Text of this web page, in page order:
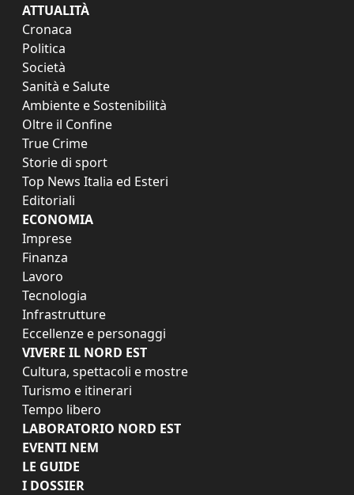
ATTUALITÀ
Cronaca
Politica
Società
Sanità e Salute
Ambiente e Sostenibilità
Oltre il Confine
True Crime
Storie di sport
Top News Italia ed Esteri
Editoriali
ECONOMIA
Imprese
Finanza
Lavoro
Tecnologia
Infrastrutture
Eccellenze e personaggi
VIVERE IL NORD EST
Cultura, spettacoli e mostre
Turismo e itinerari
Tempo libero
LABORATORIO NORD EST
EVENTI NEM
LE GUIDE
I DOSSIER